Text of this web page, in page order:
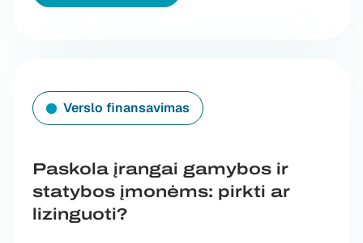
Verslo finansavimas
Paskola įrangai gamybos ir
statybos įmonėms: pirkti ar
lizinguoti?